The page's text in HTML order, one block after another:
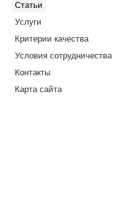
Статьи
Услуги
Критерии качества
Условия сотрудничества
Контакты
Карта сайта